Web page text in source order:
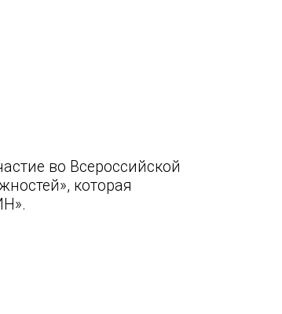
во Всероссийской
которая